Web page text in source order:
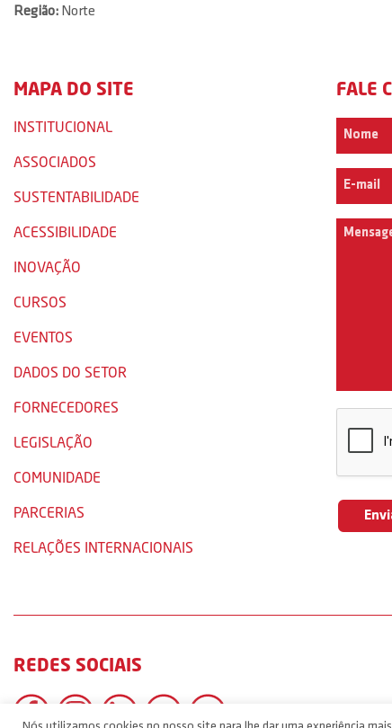
Região: Norte
MAPA DO SITE
INSTITUCIONAL
ASSOCIADOS
SUSTENTABILIDADE
ACESSIBILIDADE
INOVAÇÃO
CURSOS
EVENTOS
DADOS DO SETOR
FORNECEDORES
LEGISLAÇÃO
COMUNIDADE
PARCERIAS
RELAÇÕES INTERNACIONAIS
FALE
REDES SOCIAIS